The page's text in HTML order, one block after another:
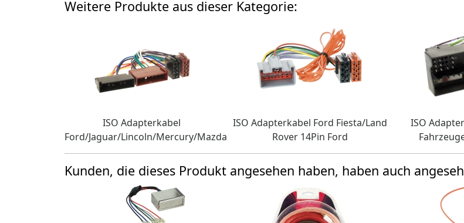
Weitere Produkte aus dieser Kategorie:
ISO Adapterkabel
Ford/Jaguar/Lincoln/Mercury/Mazda
ISO Adapterkabel Ford Fiesta/Land
Rover 14Pin Ford
ISO
Kunden, die dieses Produkt angesehen haben, haben auch